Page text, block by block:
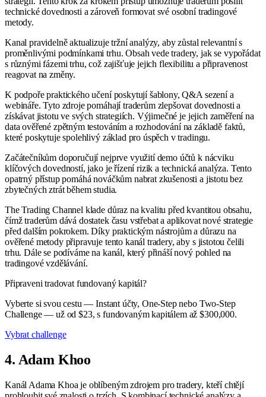
technické dovednosti a zároveň formovat své osobní tradingové
metody.
Kanal pravidelně aktualizuje tržní analýzy, aby zůstal relevantní s
proměnlivými podmínkami trhu. Obsah vede tradery, jak se vypořádat
s různými fázemi trhu, což zajišťuje jejich flexibilitu a připravenost
reagovat na změny.
K podpoře praktického učení poskytují šablony, Q&A sezení a
webináře. Tyto zdroje pomáhají traderům zlepšovat dovednosti a
získávat jistotu ve svých strategiích. Výjimečné je jejich zaměření na
data ověřené zpětným testováním a rozhodování na základě faktů,
které poskytuje spolehlivý základ pro úspěch v tradingu.
Začátečníkům doporučují nejprve využití demo účtů k nácviku
klíčových dovedností, jako je řízení rizik a technická analýza. Tento
opatrný přístup pomáhá nováčkům nabrat zkušenosti a jistotu bez
zbytečných ztrát během studia.
The Trading Channel klade důraz na kvalitu před kvantitou obsahu,
čímž traderům dává dostatek času vstřebat a aplikovat nové strategie
před dalším pokrokem. Díky praktickým nástrojům a důrazu na
ověřené metody připravuje tento kanál tradery, aby s jistotou čelili
trhu. Dále se podíváme na kanál, který přináší nový pohled na
tradingové vzdělávání.
Připraveni tradovat fundovaný kapitál?
Vyberte si svou cestu — Instant účty, One-Step nebo Two-Step
Challenge — už od $23, s fundovaným kapitálem až $300,000.
Vybrat challenge
4. Adam Khoo
Kanál Adama Khoa je oblíbeným zdrojem pro tradery, kteří chtějí